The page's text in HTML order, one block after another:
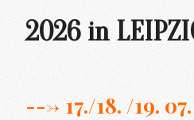
2026 in
---> 17./18. /19.